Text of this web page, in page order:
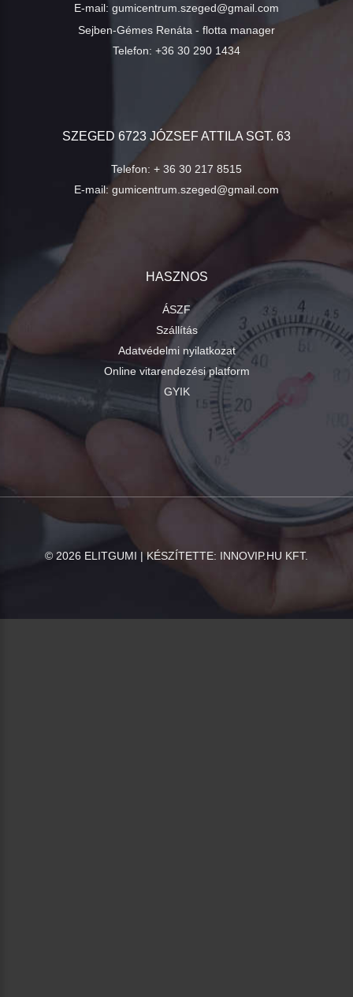
E-mail: gumicentrum.szeged@gmail.com
Sejben-Gémes Renáta - flotta manager
Telefon: +36 30 290 1434
SZEGED 6723 JÓZSEF ATTILA SGT. 63
Telefon: + 36 30 217 8515
E-mail:gumicentrum.szeged@gmail.com
HASZNOS
ÁSZF
Szállítás
Adatvédelmi nyilatkozat
Online vitarendezési platform
GYIK
© 2026 ELITGUMI | KÉSZÍTETTE: INNOVIP.HU KFT.